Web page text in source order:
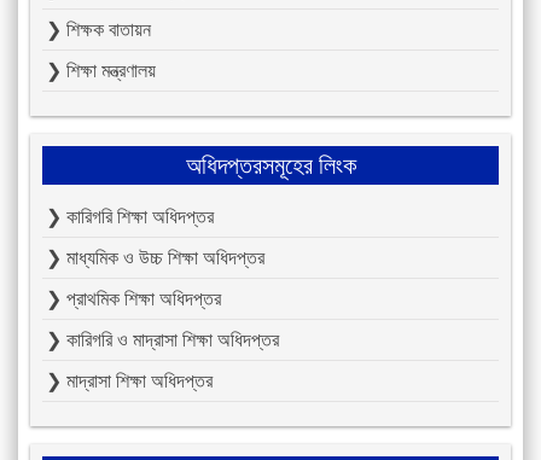
❯ শিক্ষক বাতায়ন
❯ শিক্ষা মন্ত্রণালয়
অধিদপ্তরসমূহের লিংক
❯ কারিগরি শিক্ষা অধিদপ্তর
❯ মাধ্যমিক ও উচ্চ শিক্ষা অধিদপ্তর
❯ প্রাথমিক শিক্ষা অধিদপ্তর
❯ কারিগরি ও মাদ্রাসা শিক্ষা অধিদপ্তর
❯ মাদ্রাসা শিক্ষা অধিদপ্তর